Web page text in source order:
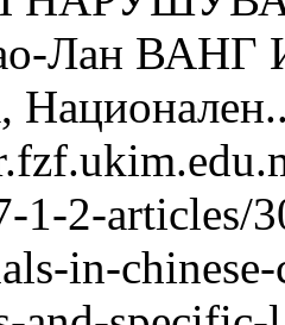
Лан ВАНГ
1-2-articles/
in-